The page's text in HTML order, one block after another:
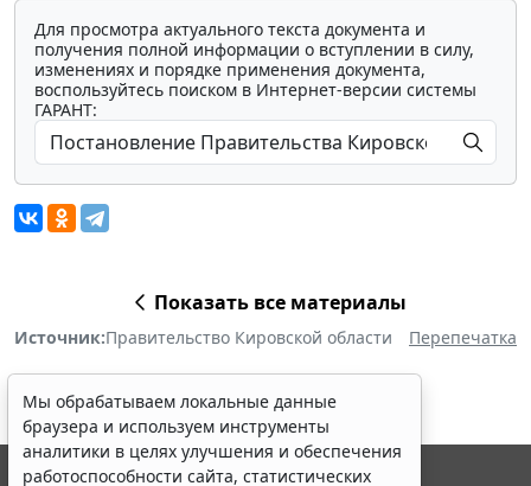
Для просмотра актуального текста документа и
получения полной информации о вступлении в силу,
изменениях и порядке применения документа,
воспользуйтесь поиском в Интернет-версии системы
ГАРАНТ:
Показать все материалы
Источник:Правительство Кировской области Перепечатка
Мы обрабатываем локальные данные
браузера и используем инструменты
аналитики в целях улучшения и обеспечения
работоспособности сайта, статистических